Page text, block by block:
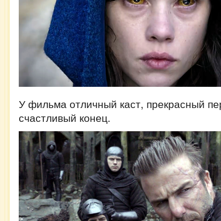
У фильма отличный каст, прекрасный
счастливый конец.